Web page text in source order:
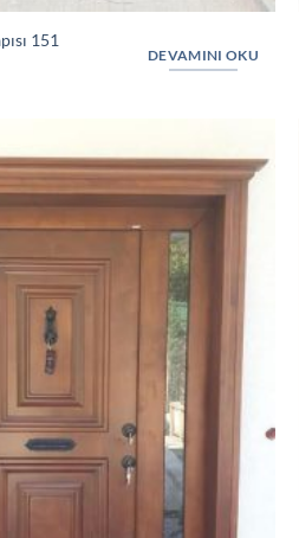
151
DEVAMINI OKU